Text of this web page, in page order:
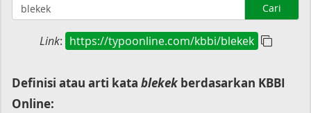
Cari
Link: https://typoonline.com/kbbi/blekek
Definisi atau arti kata blekekberdasarkan KBBI
Online: